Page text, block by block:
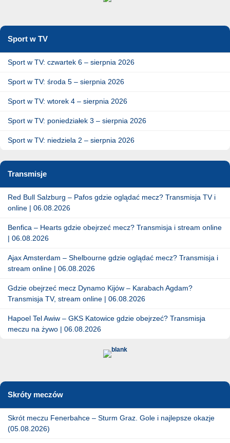
Sport w TV
Sport w TV: czwartek 6 – sierpnia 2026
Sport w TV: środa 5 – sierpnia 2026
Sport w TV: wtorek 4 – sierpnia 2026
Sport w TV: poniedziałek 3 – sierpnia 2026
Sport w TV: niedziela 2 – sierpnia 2026
Transmisje
Red Bull Salzburg – Pafos gdzie oglądać mecz? Transmisja TV i
online | 06.08.2026
Benfica – Hearts gdzie obejrzeć mecz? Transmisja i stream online
| 06.08.2026
Ajax Amsterdam – Shelbourne gdzie oglądać mecz? Transmisja i
stream online | 06.08.2026
Gdzie obejrzeć mecz Dynamo Kijów – Karabach Agdam?
Transmisja TV, stream online | 06.08.2026
Hapoel Tel Awiw – GKS Katowice gdzie obejrzeć? Transmisja
meczu na żywo | 06.08.2026
Skróty meczów
Skrót meczu Fenerbahce – Sturm Graz. Gole i najlepsze okazje
(05.08.2026)